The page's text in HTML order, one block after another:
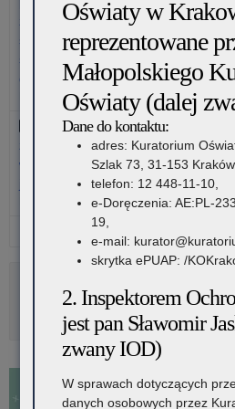
zapewniania uczniom jednego
stwarzania im możliwości jego
szkole (z zastrzeżeniem, że
dobrowolne i może być odpłatne).
Data: 2026-01-22, rozmiar: 146 KB
Arkusz kontroli planowej - W
zawodowego z podstawami
wybranych zawodach, w zakresie
jazdy kategorii B, C, C+E oraz
Data: 2026-01-22, rozmiar: 241 KB
Pobierz wszystkie pliki
w
roku
szkolnym
2024/2025
Rozwiń
Metryka
Oświaty w
reprezentowane
Małopolskiego
Oświaty (dalej
Dane do kontaktu:
adres: Kuratorium
Szlak 73, 31-153 Kraków,
telefon: 12 448-11-10,
e-Doręczenia: AE:PL-
19,
e-mail:
skrytka ePUAP: /
2. Inspektorem
jest pan Sławomir
zwany IOD)
W sprawach dotyczących
danych osobowych przez